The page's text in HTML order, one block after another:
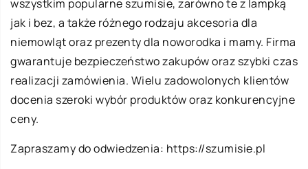
wszystkim popularne szumisie, zarówno te z lampką
jak i bez, a także różnego rodzaju akcesoria dla
niemowląt oraz prezenty dla noworodka i mamy. Firma
gwarantuje bezpieczeństwo zakupów oraz szybki czas
realizacji zamówienia. Wielu zadowolonych klientów
docenia szeroki wybór produktów oraz konkurencyjne
ceny.
Zapraszamy do odwiedzenia: https://szumisie.pl